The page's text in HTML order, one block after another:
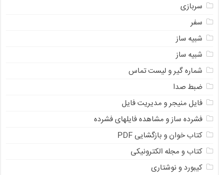
سربازی
سفر
شبیه ساز
شبیه ساز
شماره گیر و لیست تماس
ضبط صدا
فایل منیجر و مدیریت فایل
فشرده ساز و مشاهده فایلهای فشرده
کتاب خوان و بازگشایی PDF
کتاب و مجله الکترونیکی
کیبورد و نوشتاری